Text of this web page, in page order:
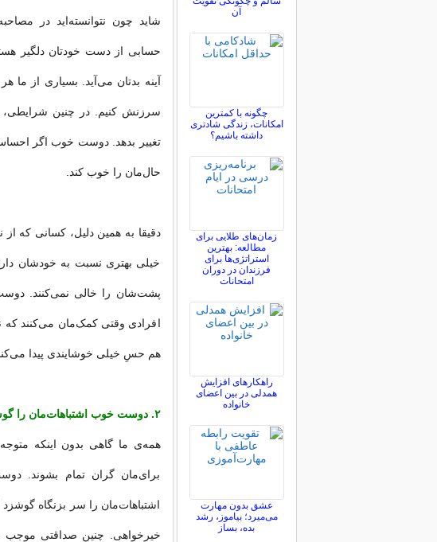
شاید چون نتوانسته‌اید در
حسابی از دست خودتان دلگیر
آینه بدتان می‌آید. بسیاری از ما
سرزنش کنیم. در چنین
تغییر بدهد. دوست خوب اگر
حال‌‌مان را خوب کند.
دقیقا به همین دلیل، کسانی که
خیلی بهتری نسبت به خودشان
پشت‌شان را خالی نمی‌کنند. دوست
افرادی وقتی کمک‌مان می‌کنند
هم حسِ خیلی خوشایندی پیدا
۲. دوست خوب اشتباهات‌مان را گوشزد می‌کند
همه‌ی ما گاهی بدون اینکه
برای‌مان گران تمام بشوند.
اشتباهات‌مان را سر بزنگاه گوشزد
خیرخواهی. چنین صداقتی
آن
چگونه با کمترین
امکانات، زندگی شادتری
داشته باشیم؟
زمان‌های طلایی برای
مطالعه: بهترین
استراتژی‌ها برای
فرزندان در دوران
امتحانات
راهکارهای افزایش
همدلی در بین اعضای
خانواده
عشق بدون مهارت
می‌میرد؛ بیاموز، رشد
بده، بساز